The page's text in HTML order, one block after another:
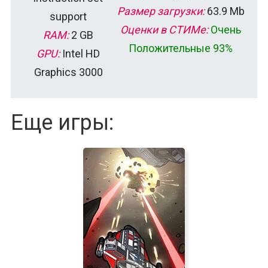
support
RAM:2 GB
GPU:Intel HD
Graphics 3000
Размер загрузки:63.9 Mb
Оценки в СТИМе: Очень
Положительные 93%
Еще игры: